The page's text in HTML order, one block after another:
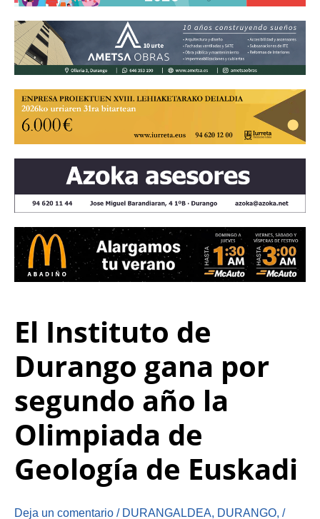
El Instituto de
Durango gana por
segundo año la
Olimpiada de
Geología de Euskadi
Deja un comentario / DURANGALDEA, DURANGO, /